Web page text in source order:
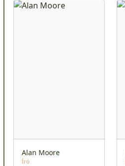
Alan Moore
Író